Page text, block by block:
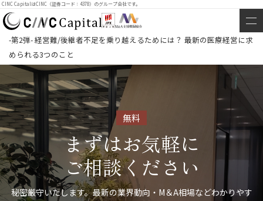
CINC CapitalはCINC（証券コード：4378）のグループ会社です。
-第2弾- 経営難/後継者不足を乗り越えるためには？ 最新の医療経営に求
められる3つのこと
無料
まずはお気軽に
ご相談ください
秘密厳守いたします。最新の業界動向・M＆A相場などわかりやす